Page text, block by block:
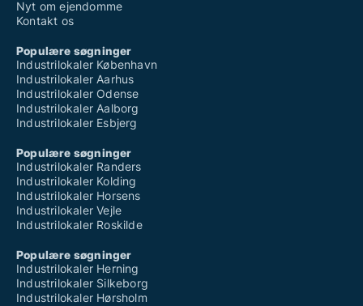
Nyt om ejendomme
Kontakt os
Populære søgninger
Industrilokaler København
Industrilokaler Aarhus
Industrilokaler Odense
Industrilokaler Aalborg
Industrilokaler Esbjerg
Populære søgninger
Industrilokaler Randers
Industrilokaler Kolding
Industrilokaler Horsens
Industrilokaler Vejle
Industrilokaler Roskilde
Populære søgninger
Industrilokaler Herning
Industrilokaler Silkeborg
Industrilokaler Hørsholm